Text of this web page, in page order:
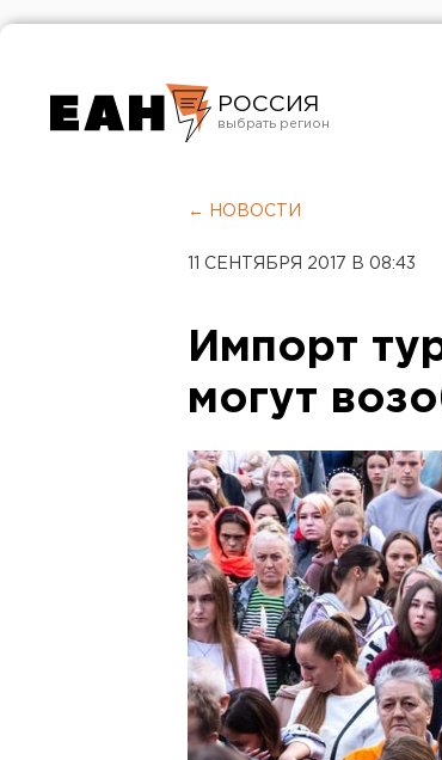
РОССИЯ
Челябинск
← НОВОСТИ
11 СЕНТЯБРЯ 2017 В 08:43
Импорт
могут